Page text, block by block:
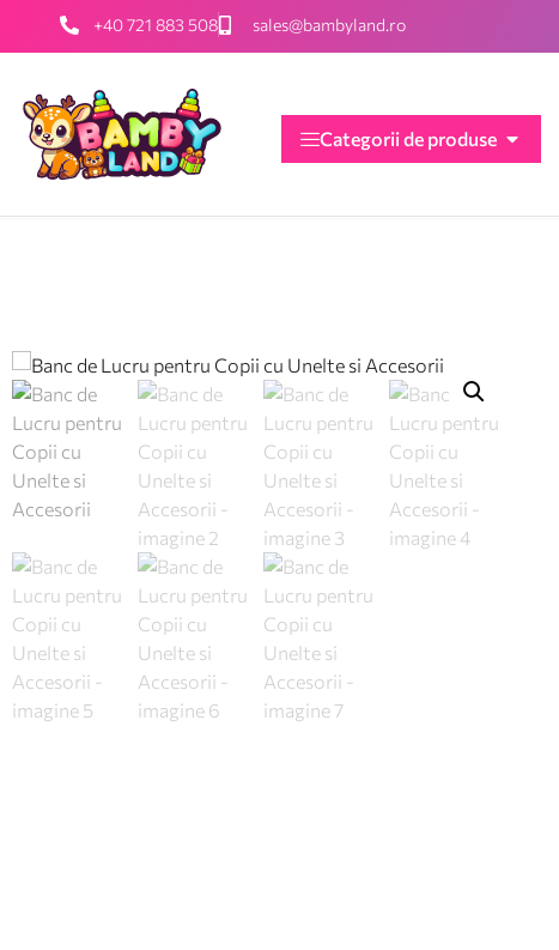
+40 721 883 508 sales@bambyland.ro
Categorii de produse